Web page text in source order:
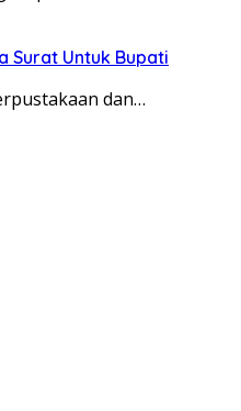
Surat Untuk Bupati
dan…